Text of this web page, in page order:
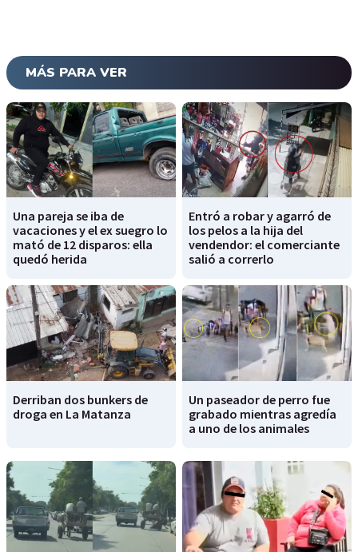
MÁS PARA VER
Una pareja se iba de
vacaciones y el ex suegro lo
mató de 12 disparos: ella
quedó herida
Entró a robar y agarró de
los pelos a la hija del
vendendor: el comerciante
salió a correrlo
Derriban dos bunkers de
droga en La Matanza
Un paseador de perro fue
grabado mientras agredía
a uno de los animales